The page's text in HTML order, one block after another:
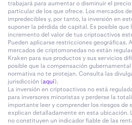
trabajará para aumentar o disminuir el
particular de los que ofrece. Los mercados
impredecibles y, por tanto, la inversión en
suponer la pérdida de capital. Es posible que
incremento del valor de tus criptoactivos
Pueden aplicarse restricciones geográficas.
mercados de criptomonedas no están
Kraken para sus productos y sus servicios
posible que la compensación
normativa no te protejan. Consulta las
jurisdicción (aquí).
La inversión en criptoactivos no está
para inversores minoristas y perderse la
importante leer y comprender los riesgos de
explican detalladamente en esta ubicación.
no constituyen un indicador fiable de las